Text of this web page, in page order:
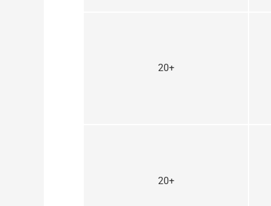
20+
20+